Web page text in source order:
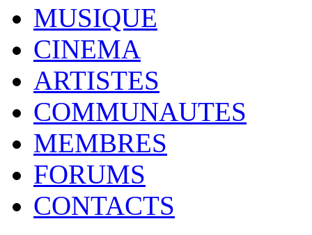
MUSIQUE
CINEMA
ARTISTES
COMMUNAUTES
MEMBRES
FORUMS
CONTACTS